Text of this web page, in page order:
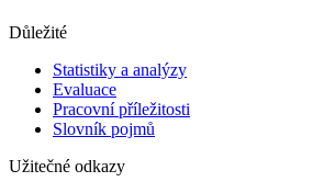
Důležité
Statistiky a analýzy
Evaluace
Pracovní příležitosti
Slovník pojmů
Užitečné odkazy